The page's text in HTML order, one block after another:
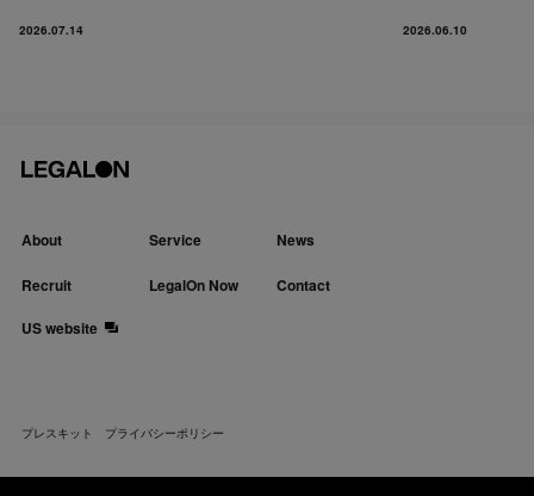
2026.07.14 2026.06.10
About Service News
Recruit LegalOn Now
Contact
US website
プレスキット プライバシーポリシー